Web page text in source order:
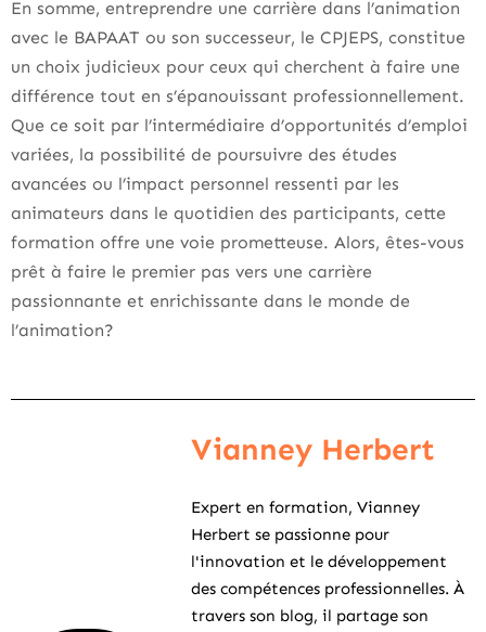
En somme, entreprendre une carrière dans l’animation
avec le BAPAAT ou son successeur, le CPJEPS, constitue
un choix judicieux pour ceux qui cherchent à faire une
différence tout en s’épanouissant professionnellement.
Que ce soit par l’intermédiaire d’opportunités d’emploi
variées, la possibilité de poursuivre des études
avancées ou l’impact personnel ressenti par les
animateurs dans le quotidien des participants, cette
formation offre une voie prometteuse. Alors, êtes-vous
prêt à faire le premier pas vers une carrière
passionnante et enrichissante dans le monde de
l’animation?
Vianney Herbert
Expert en formation, Vianney
Herbert se passionne pour
l'innovation et le développement
des compétences professionnelles. À
travers son blog, il partage son